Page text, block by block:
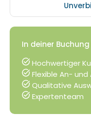
In deiner
Hochwertiger
Flexible An- und
Qualitative
Expertenteam